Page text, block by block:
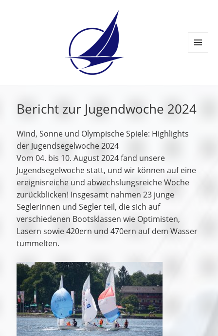
Bericht zur Jugendwoche 2024
Wind, Sonne und Olympische Spiele: Highlights
der Jugendsegelwoche 2024
Vom 04. bis 10. August 2024 fand unsere
Jugendsegelwoche statt, und wir können auf eine
ereignisreiche und abwechslungsreiche Woche
zurückblicken! Insgesamt nahmen 23 junge
Seglerinnen und Segler teil, die sich auf
verschiedenen Bootsklassen wie Optimisten,
Lasern sowie 420ern und 470ern auf dem Wasser
tummelten.